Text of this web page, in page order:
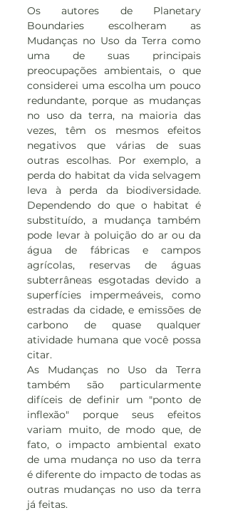
Os autores de Planetary
Boundaries escolheram as
Mudanças no Uso da Terra como
uma de suas principais
preocupações ambientais, o que
considerei uma escolha um pouco
redundante, porque as mudanças
no uso da terra, na maioria das
vezes, têm os mesmos efeitos
negativos que várias de suas
outras escolhas. Por exemplo, a
perda do habitat da vida selvagem
leva à perda da biodiversidade.
Dependendo do que o habitat é
substituído, a mudança também
pode levar à poluição do ar ou da
água de fábricas e campos
agrícolas, reservas de águas
subterrâneas esgotadas devido a
superfícies impermeáveis, como
estradas da cidade, e emissões de
carbono de quase qualquer
atividade humana que você possa
citar.
As Mudanças no Uso da Terra
também são particularmente
difíceis de definir um "ponto de
inflexão" porque seus efeitos
variam muito, de modo que, de
fato, o impacto ambiental exato
de uma mudança no uso da terra
é diferente do impacto de todas as
outras mudanças no uso da terra
já feitas.